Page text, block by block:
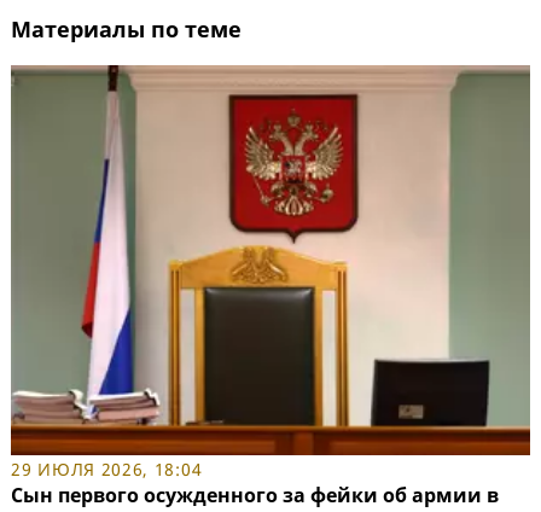
Материалы по теме
29 ИЮЛЯ 2026, 18:04
Сын первого осужденного за фейки об армии в